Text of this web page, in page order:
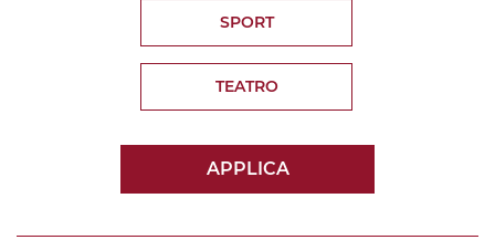
SPORT
TEATRO
APPLICA